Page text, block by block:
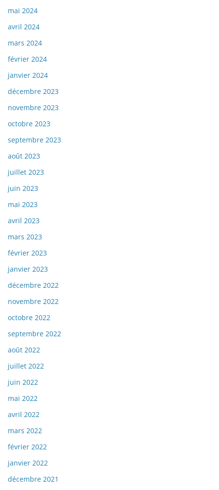
mai 2024
avril 2024
mars 2024
février 2024
janvier 2024
décembre 2023
novembre 2023
octobre 2023
septembre 2023
août 2023
juillet 2023
juin 2023
mai 2023
avril 2023
mars 2023
février 2023
janvier 2023
décembre 2022
novembre 2022
octobre 2022
septembre 2022
août 2022
juillet 2022
juin 2022
mai 2022
avril 2022
mars 2022
février 2022
janvier 2022
décembre 2021